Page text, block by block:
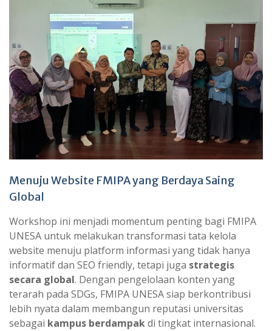
Menuju Website FMIPA yang Berdaya Saing
Global
Workshop ini menjadi momentum penting bagi FMIPA
UNESA untuk melakukan transformasi tata kelola
website menuju platform informasi yang tidak hanya
informatif dan SEO friendly, tetapi juga strategis
secara global. Dengan pengelolaan konten yang
terarah pada SDGs, FMIPA UNESA siap berkontribusi
lebih nyata dalam membangun reputasi universitas
sebagai kampus berdampakdi tingkat internasional.